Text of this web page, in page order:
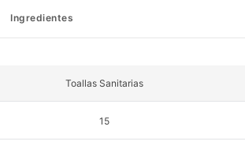
Ingredientes
Toallas Sanitarias
15